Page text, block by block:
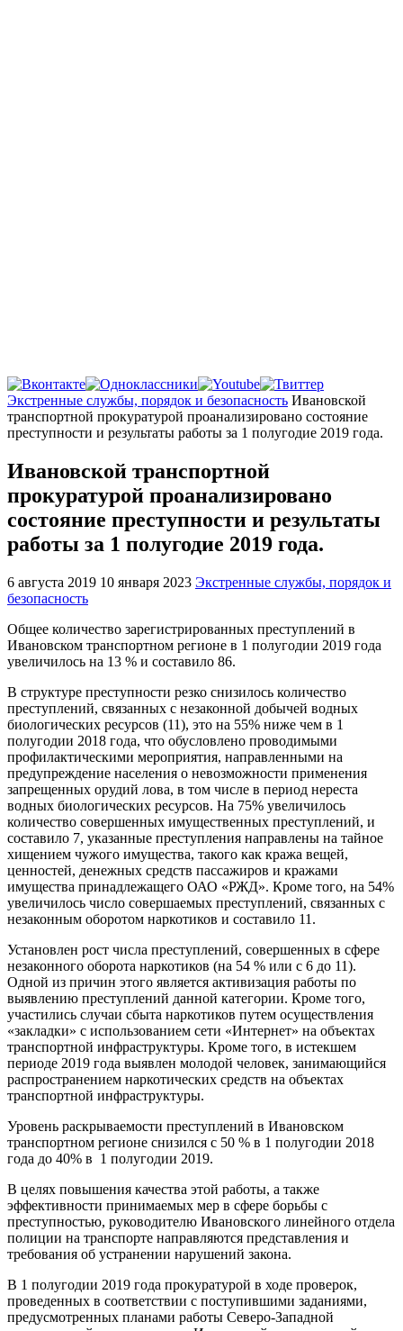
Главная
Экстренные службы, порядок и безопасность Ивановской
транспортной прокуратурой проанализировано состояние
преступности и результаты работы за 1 полугодие 2019 года.
Ивановской транспортной
прокуратурой проанализировано
состояние преступности и результаты
работы за 1 полугодие 2019 года.
6 августа 2019 10 января 2023 Экстренные службы, порядок и
безопасность
Общее количество зарегистрированных преступлений в
Ивановском транспортном регионе в 1 полугодии 2019 года
увеличилось на 13 % и составило 86.
В структуре преступности резко снизилось количество
преступлений, связанных с незаконной добычей водных
биологических ресурсов (11), это на 55% ниже чем в 1
полугодии 2018 года, что обусловлено проводимыми
профилактическими мероприятия, направленными на
предупреждение населения о невозможности применения
запрещенных орудий лова, в том числе в период нереста
водных биологических ресурсов. На 75% увеличилось
количество совершенных имущественных преступлений, и
составило 7, указанные преступления направлены на тайное
хищением чужого имущества, такого как кража вещей,
ценностей, денежных средств пассажиров и кражами
имущества принадлежащего ОАО «РЖД». Кроме того, на 54%
увеличилось число совершаемых преступлений, связанных с
незаконным оборотом наркотиков и составило 11.
Установлен рост числа преступлений, совершенных в сфере
незаконного оборота наркотиков (на 54 % или с 6 до 11).
Одной из причин этого является активизация работы по
выявлению преступлений данной категории. Кроме того,
участились случаи сбыта наркотиков путем осуществления
«закладки» с использованием сети «Интернет» на объектах
транспортной инфраструктуры. Кроме того, в истекшем
периоде 2019 года выявлен молодой человек, занимающийся
распространением наркотических средств на объектах
транспортной инфраструктуры.
Уровень раскрываемости преступлений в Ивановском
транспортном регионе снизился с 50 % в 1 полугодии 2018
года до 40% в 1 полугодии 2019.
В целях повышения качества этой работы, а также
эффективности принимаемых мер в сфере борьбы с
преступностью, руководителю Ивановского линейного отдела
полиции на транспорте направляются представления и
требования об устранении нарушений закона.
В 1 полугодии 2019 года прокуратурой в ходе проверок,
проведенных в соответствии с поступившими заданиями,
предусмотренных планами работы Северо-Западной